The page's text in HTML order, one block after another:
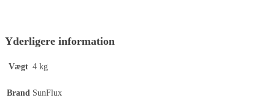
Yderligere information
Vægt 4 kg
Brand SunFlux